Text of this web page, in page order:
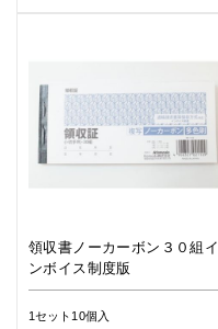
領収書ノーカーボン３０組イ
ンボイス制度版
1セット10個入